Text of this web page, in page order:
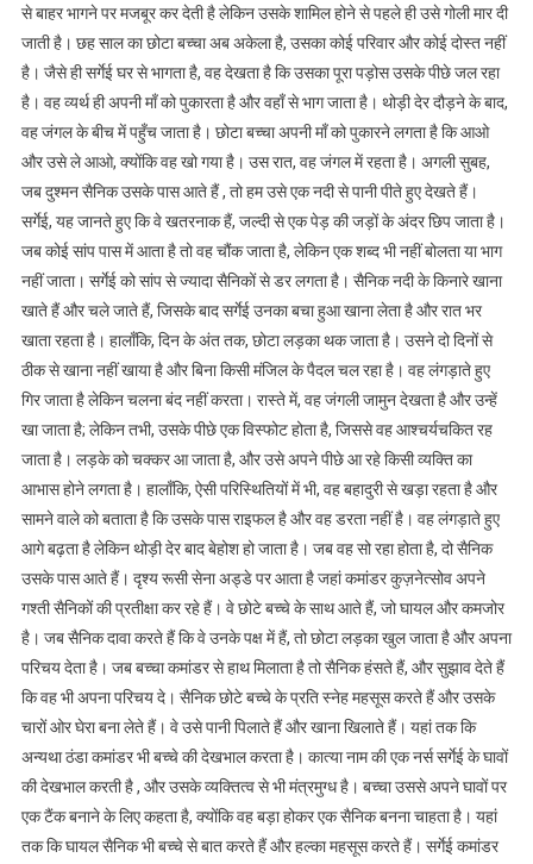
से बाहर भागने पर मजबूर कर देती है लेकिन उसके शामिल होने से पहले ही उसे गोली मार दी
जाती है। छह साल का छोटा बच्चा अब अकेला है, उसका कोई परिवार और कोई दोस्त नहीं
है। जैसे ही सर्गेई घर से भागता है, वह देखता है कि उसका पूरा पड़ोस उसके पीछे जल रहा
है। वह व्यर्थ ही अपनी माँ को पुकारता है और वहाँ से भाग जाता है। थोड़ी देर दौड़ने के बाद,
वह जंगल के बीच में पहुँच जाता है। छोटा बच्चा अपनी माँ को पुकारने लगता है कि आओ
और उसे ले आओ, क्योंकि वह खो गया है। उस रात, वह जंगल में रहता है। अगली सुबह,
जब दुश्मन सैनिक उसके पास आते हैं , तो हम उसे एक नदी से पानी पीते हुए देखते हैं।
सर्गेई, यह जानते हुए कि वे खतरनाक हैं, जल्दी से एक पेड़ की जड़ों के अंदर छिप जाता है।
जब कोई सांप पास में आता है तो वह चौंक जाता है, लेकिन एक शब्द भी नहीं बोलता या भाग
नहीं जाता। सर्गेई को सांप से ज्यादा सैनिकों से डर लगता है। सैनिक नदी के किनारे खाना
खाते हैं और चले जाते हैं, जिसके बाद सर्गेई उनका बचा हुआ खाना लेता है और रात भर
खाता रहता है। हालाँकि, दिन के अंत तक, छोटा लड़का थक जाता है। उसने दो दिनों से
ठीक से खाना नहीं खाया है और बिना किसी मंजिल के पैदल चल रहा है। वह लंगड़ाते हुए
गिर जाता है लेकिन चलना बंद नहीं करता। रास्ते में, वह जंगली जामुन देखता है और उन्हें
खा जाता है; लेकिन तभी, उसके पीछे एक विस्फोट होता है, जिससे वह आश्चर्यचकित रह
जाता है। लड़के को चक्कर आ जाता है, और उसे अपने पीछे आ रहे किसी व्यक्ति का
आभास होने लगता है। हालाँकि, ऐसी परिस्थितियों में भी, वह बहादुरी से खड़ा रहता है और
सामने वाले को बताता है कि उसके पास राइफल है और वह डरता नहीं है। वह लंगड़ाते हुए
आगे बढ़ता है लेकिन थोड़ी देर बाद बेहोश हो जाता है। जब वह सो रहा होता है, दो सैनिक
उसके पास आते हैं। दृश्य रूसी सेना अड्डे पर आता है जहां कमांडर कुज़नेत्सोव अपने
गश्ती सैनिकों की प्रतीक्षा कर रहे हैं। वे छोटे बच्चे के साथ आते हैं, जो घायल और कमजोर
है। जब सैनिक दावा करते हैं कि वे उनके पक्ष में हैं, तो छोटा लड़का खुल जाता है और अपना
परिचय देता है। जब बच्चा कमांडर से हाथ मिलाता है तो सैनिक हंसते हैं, और सुझाव देते हैं
कि वह भी अपना परिचय दे। सैनिक छोटे बच्चे के प्रति स्नेह महसूस करते हैं और उसके
चारों ओर घेरा बना लेते हैं। वे उसे पानी पिलाते हैं और खाना खिलाते हैं। यहां तक ​​कि
अन्यथा ठंडा कमांडर भी बच्चे की देखभाल करता है। कात्या नाम की एक नर्स सर्गेई के घावों
की देखभाल करती है , और उसके व्यक्तित्व से भी मंत्रमुग्ध है। बच्चा उससे अपने घावों पर
एक टैंक बनाने के लिए कहता है, क्योंकि वह बड़ा होकर एक सैनिक बनना चाहता है। यहां
तक ​​कि घायल सैनिक भी बच्चे से बात करते हैं और हल्का महसूस करते हैं। सर्गेई कमांडर